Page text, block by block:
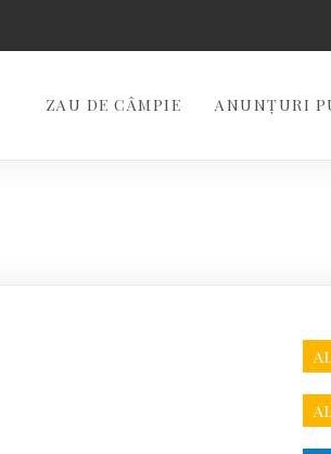
ZAU DE CÂMPIE ANUNȚURI